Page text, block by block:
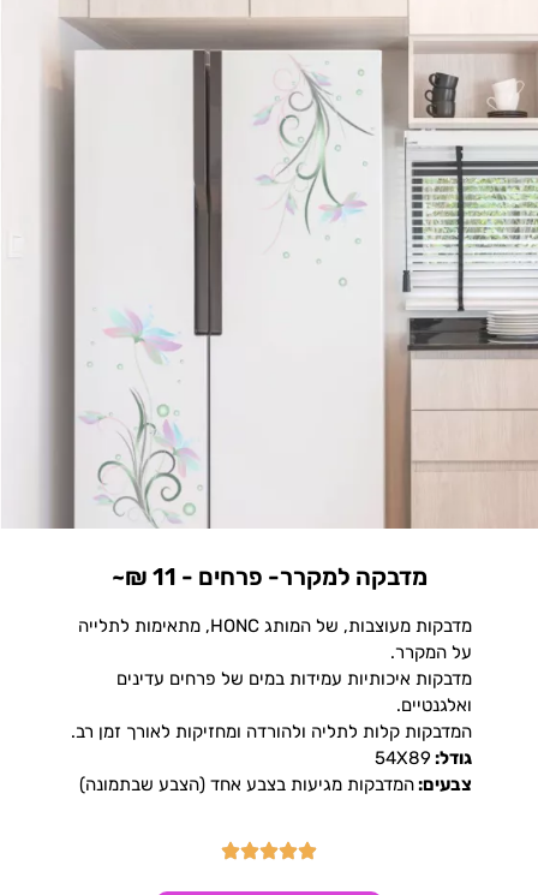
מדבקה למקרר- פרחים - 11 ₪~
מדבקות מעוצבות, של המותג HONC, מתאימות לתלייה
על המקרר.
מדבקות איכותיות עמידות במים של פרחים עדינים
ואלגנטיים.
המדבקות קלות לתליה ולהורדה ומחזיקות לאורך זמן רב.
גודל: 54X89
צבעים:המדבקות מגיעות בצבע אחד (הצבע שבתמונה)